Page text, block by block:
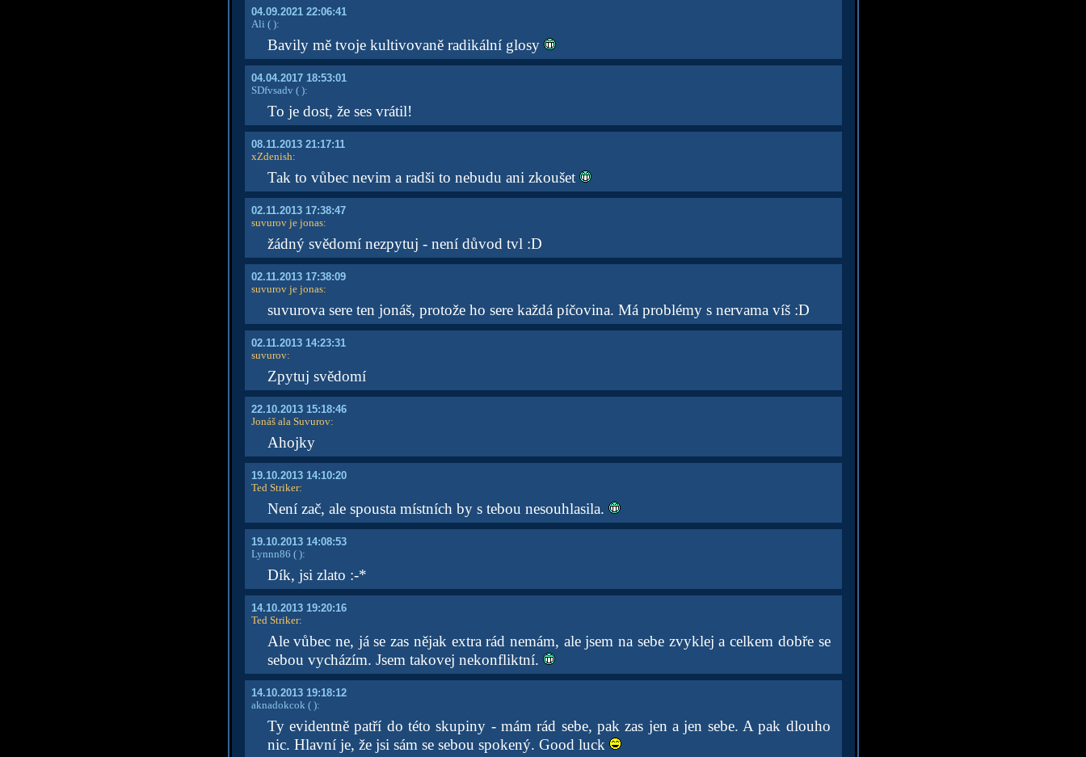
04.09.2021 22:06:41
Ali ( ):
Bavily mě tvoje kultivovaně radikální glosy
04.04.2017 18:53:01
SDfvsadv( ):
To je dost, že ses vrátil!
08.11.2013 21:17:11
xZdenish:
Tak to vůbec nevim a radši to nebudu ani zkoušet
02.11.2013 17:38:47
suvurov je jonas:
žádný svědomí nezpytuj - není důvod tvl :D
02.11.2013 17:38:09
suvurov je jonas:
suvurova sere ten jonáš, protože ho sere každá píčovina. Má problémy s nervama víš :D
02.11.2013 14:23:31
suvurov:
Zpytuj svědomí
22.10.2013 15:18:46
Jonáš ala Suvurov:
Ahojky
19.10.2013 14:10:20
Ted Striker:
Není zač, ale spousta místních by s tebou nesouhlasila.
19.10.2013 14:08:53
Lynnn86 ( ):
Dík, jsi zlato :-*
14.10.2013 19:20:16
Ted Striker:
Ale vůbec ne, já se zas nějak extra rád nemám, ale jsem na sebe zvyklej a celkem dobře se
sebou vycházím. Jsem takovej nekonfliktní.
14.10.2013 19:18:12
aknadokcok( ):
Ty evidentně patří do této skupiny - mám rád sebe, pak zas jen a jen sebe. A pak dlouho
nic. Hlavní je, že jsi sám se sebou spokený. Good luck